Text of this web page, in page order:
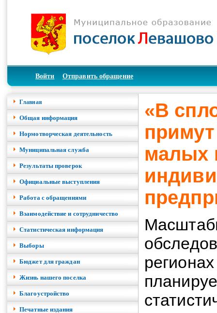
Войти Отправить обращение
Главная
Общая информация
Нормотворческая деятельность
Муниципальная служба
Результаты проверок
Официальные выступления
Работа с обращениями
Взаимодействие и сотрудничество
Cтатистическая информация
Выборы
Бюджет для граждан
Жизнь нашего поселка
Благоустройство
Печатные издания
«В
малых